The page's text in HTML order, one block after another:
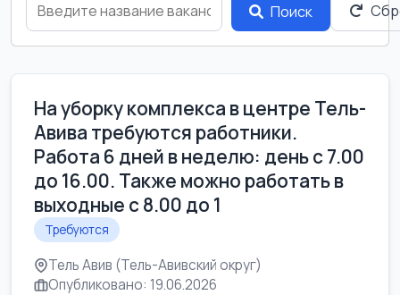
Поиск
На уборку комплекса в центре Тель-
Авива требуются работники.
Работа 6 дней в неделю: день с 7.00
до 16.00. Также можно работать в
выходные с 8.00 до 1
Требуются
Тель Авив (Тель-Авивский округ)
Опубликовано: 19.06.2026